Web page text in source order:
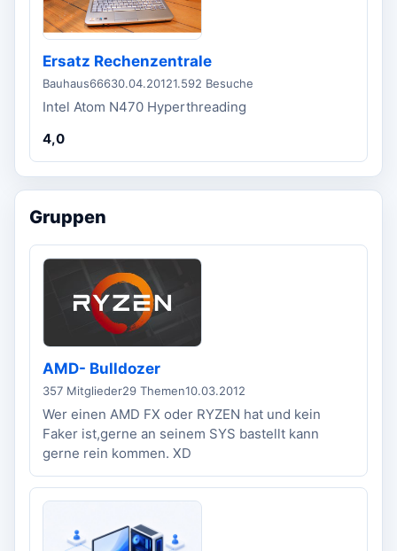
Ersatz Rechenzentrale
Bauhaus66630.04.20121.592 Besuche
Intel Atom N470 Hyperthreading
4,0
Gruppen
AMD- Bulldozer
357 Mitglieder29 Themen10.03.2012
Wer einen AMD FX oder RYZEN hat und kein
Faker ist,gerne an seinem SYS bastellt kann
gerne rein kommen. XD